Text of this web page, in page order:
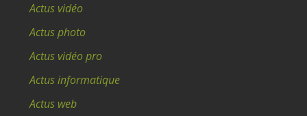
Actus vidéo
Actus photo
Actus vidéo pro
Actus informatique
Actus web